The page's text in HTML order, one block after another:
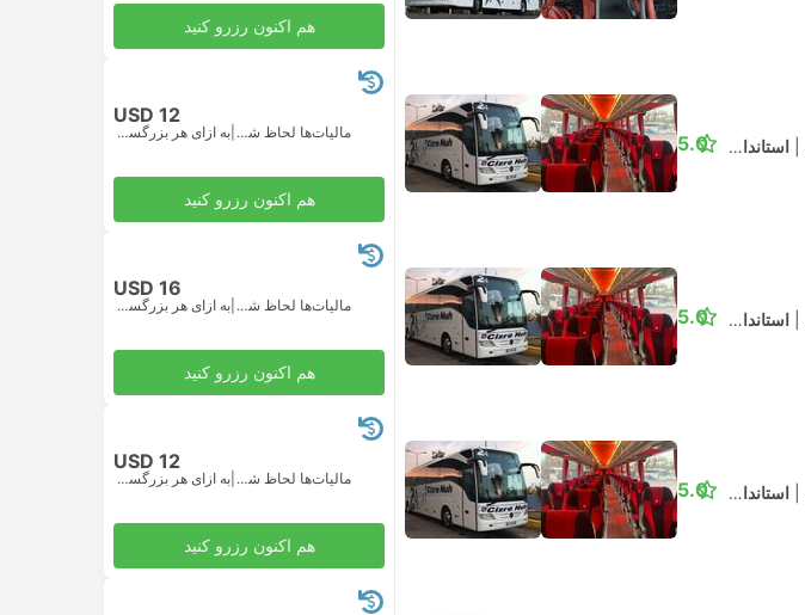
هم اکنون رزرو کنید
استاندارد2X1 5.0
USD 12
مالیات‌ها لحاظ شده | به ازای هر بزرگسال
هم اکنون رزرو کنید
استاندارد2X1 5.0
USD 16
مالیات‌ها لحاظ شده | به ازای هر بزرگسال
هم اکنون رزرو کنید
استاندارد2X1 5.0
USD 12
مالیات‌ها لحاظ شده | به ازای هر بزرگسال
هم اکنون رزرو کنید